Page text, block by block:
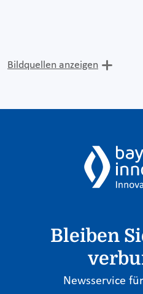
Bildquellen anzeigen
Bleiben
Newsservice